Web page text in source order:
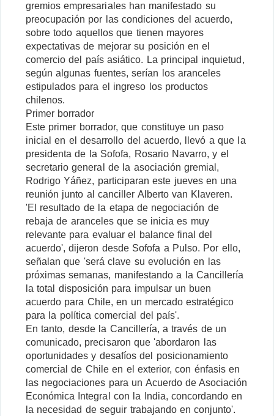
gremios empresariales han manifestado su
preocupación por las condiciones del acuerdo,
sobre todo aquellos que tienen mayores
expectativas de mejorar su posición en el
comercio del país asiático. La principal inquietud,
según algunas fuentes, serían los aranceles
estipulados para el ingreso los productos
chilenos.
Primer borrador
Este primer borrador, que constituye un paso
inicial en el desarrollo del acuerdo, llevó a que la
presidenta de la Sofofa, Rosario Navarro, y el
secretario general de la asociación gremial,
Rodrigo Yáñez, participaran este jueves en una
reunión junto al canciller Alberto van Klaveren.
'El resultado de la etapa de negociación de
rebaja de aranceles que se inicia es muy
relevante para evaluar el balance final del
acuerdo', dijeron desde Sofofa a Pulso. Por ello,
señalan que 'será clave su evolución en las
próximas semanas, manifestando a la Cancillería
la total disposición para impulsar un buen
acuerdo para Chile, en un mercado estratégico
para la política comercial del país'.
En tanto, desde la Cancillería, a través de un
comunicado, precisaron que 'abordaron las
oportunidades y desafíos del posicionamiento
comercial de Chile en el exterior, con énfasis en
las negociaciones para un Acuerdo de Asociación
Económica Integral con la India, concordando en
la necesidad de seguir trabajando en conjunto'.